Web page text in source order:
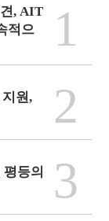
, AIT
적으
1
원,
2
등의
3